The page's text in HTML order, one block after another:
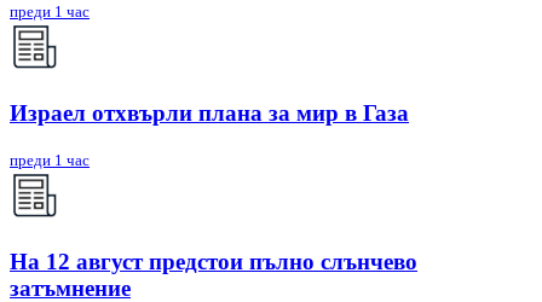
преди 1 час
Израел отхвърли плана за мир в Газа
преди 1 час
На 12 август предстои пълно слънчево
затъмнение